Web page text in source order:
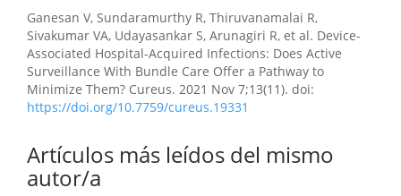
Ganesan V, Sundaramurthy R, Thiruvanamalai R,
Sivakumar VA, Udayasankar S, Arunagiri R, et al. Device-
Associated Hospital-Acquired Infections: Does Active
Surveillance With Bundle Care Offer a Pathway to
Minimize Them? Cureus. 2021 Nov 7;13(11). doi:
https://doi.org/10.7759/cureus.19331
Artículos más leídos del mismo
autor/a